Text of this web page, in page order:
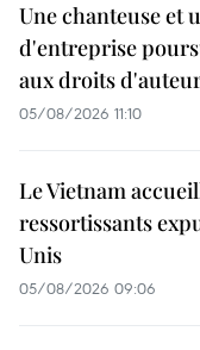
Une chanteuse et
d'entreprise
aux droits
05/08/2026 11:10
Le Vietnam
ressortissants
Unis
05/08/2026 09:06